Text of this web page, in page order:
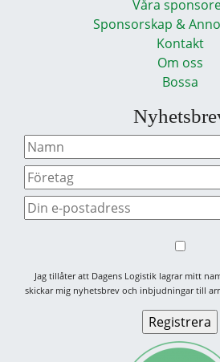
Våra
Sponsorskap &
Kontakt
Om oss
Bossa
Jag tillåter att Dagens Logistik lagrar mitt
skickar mig nyhetsbrev och inbjudningar till